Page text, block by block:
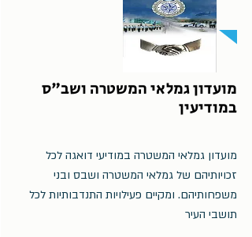
מועדון גמלאי המשטרה ושב"ס
במודיעין
מועדון גמלאי המשטרה במודיעי דואגה לכל
זכויותיהם של גמלאי המשטרה ושבס ובני
משפחותיהם. ומקיים פעילויות התנדבותיות לכל
תושבי העיר